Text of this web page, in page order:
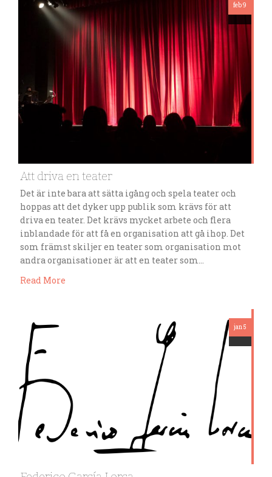
feb 9
Att driva en teater
Det är inte bara att sätta igång och spela teater och
hoppas att det dyker upp publik som krävs för att
driva en teater. Det krävs mycket arbete och flera
inblandade för att få en organisation att gå ihop. Det
som främst skiljer en teater som organisation mot
andra organisationer är att en teater som…
Read More
jan 5